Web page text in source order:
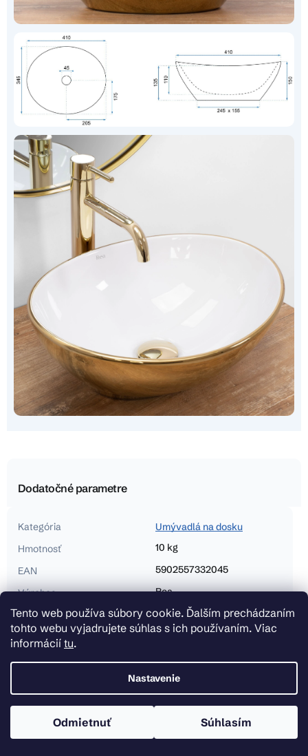
Tento web používa súbory cookie. Ďalším prechádzaním
tohto webu vyjadrujete súhlas s ich používaním. Viac
informácií tu.
Nastavenie
Odmietnuť Súhlasím
Dodatočné parametre
Kategória
Umývadlá na dosku
Hmotnosť
10 kg
EAN
5902557332045
Výrobca
Rea
Séria
Rea Sofia
Typ
Sanitárna keramika -
Biela
,
Zlatá lesklá